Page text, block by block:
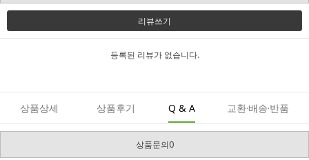
리뷰쓰기
등록된 리뷰가 없습니다.
상품상세 상품후기 Q & A 교환·배송·반품
상품문의0